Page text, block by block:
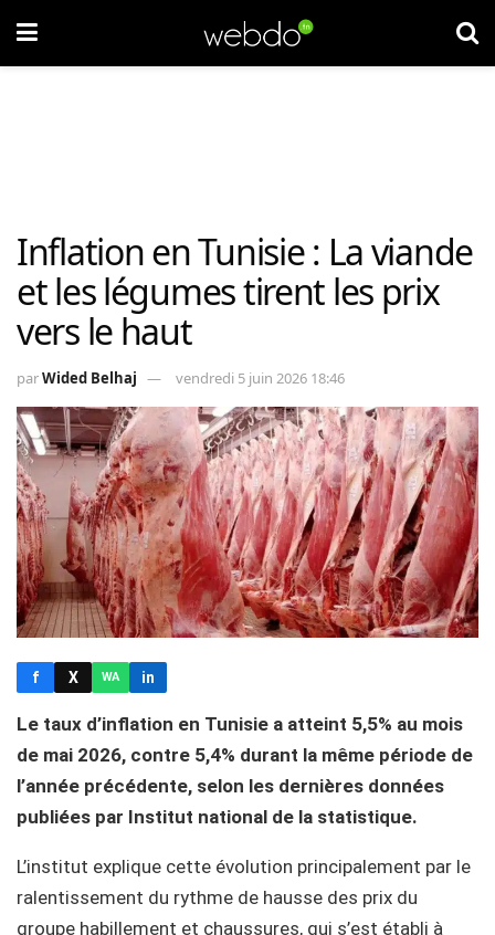
Inflation en Tunisie : La viande
et les légumes tirent les prix
vers le haut
parWided Belhaj vendredi 5 juin 2026 18:46
f X WA in
Le taux d’inflation en Tunisie a atteint 5,5% au mois
de mai 2026, contre 5,4% durant la même période de
l’année précédente, selon les dernières données
publiées par Institut national de la statistique.
L’institut explique cette évolution principalement par le
ralentissement du rythme de hausse des prix du
groupe habillement et chaussures, qui s’est établi à